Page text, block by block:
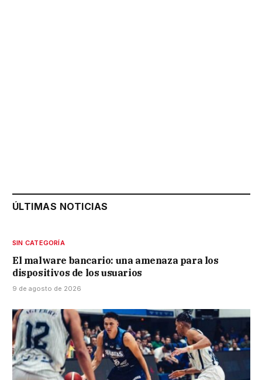
ÚLTIMAS NOTICIAS
SIN CATEGORÍA
El malware bancario: una amenaza para los
dispositivos de los usuarios
9 de agosto de 2026